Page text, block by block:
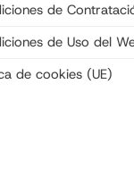
de
de Uso del
de cookies (UE)